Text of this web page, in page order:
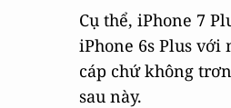
Cụ thể, iPhone 7
iPhone 6s Plus
cáp chứ không
sau này.